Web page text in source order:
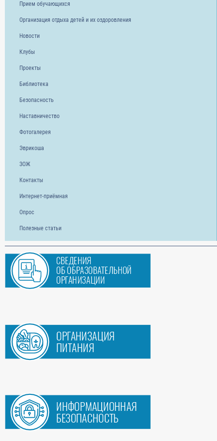
Прием обучающихся
Организация отдыха детей и их оздоровления
Новости
Клубы
Проекты
Библиотека
Безопасность
Наставничество
Фотогалерея
Эврикоша
ЗОЖ
Контакты
Интернет-приёмная
Опрос
Полезные статьи